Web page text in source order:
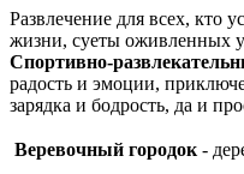
Развлечение для всех, кто
жизни, суеты оживленных
Спортивно-
радость и эмоции,
зарядка и бодрость, да и
Веревочный городок -